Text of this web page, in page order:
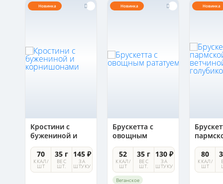
Новинка
Кростини с
бужениной и
корнишонами
70
ККАЛ/
ШТ
35 г
ВЕС
ШТ.
145 ₽
ЗА
ШТУКУ
Новинка
Брускетта с
овощным
рататуем
52
ККАЛ/
ШТ
35 г
ВЕС
ШТ.
130 ₽
ЗА
ШТУКУ
Веганское
Новинка
80
ККАЛ/
ШТ